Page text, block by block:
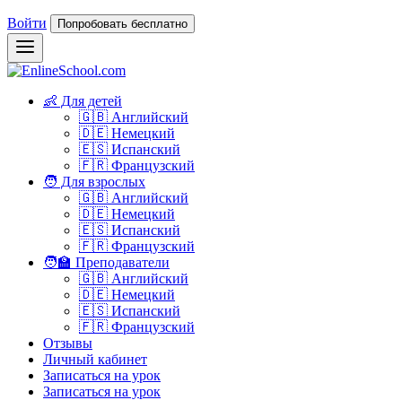
Войти Попробовать бесплатно
👶 Для детей
🇬🇧 Английский
🇩🇪 Немецкий
🇪🇸 Испанский
🇫🇷 Французский
🧑 Для взрослых
🇬🇧 Английский
🇩🇪 Немецкий
🇪🇸 Испанский
🇫🇷 Французский
🧑‍🏫 Преподаватели
🇬🇧 Английский
🇩🇪 Немецкий
🇪🇸 Испанский
🇫🇷 Французский
Отзывы
Личный кабинет
Записаться на урок
Записаться на урок